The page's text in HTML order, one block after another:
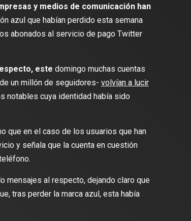
y medios de comunicación han
azul que habían perdido esta semana
abonados al servicio de pago Twitter
este domingo muchas cuentas
un millón de seguidores- volvían a lucir
notables cuya identidad había sido
que en el caso de los usuarios que han
y señala que la cuenta en cuestión
mensajes al respecto, dejando claro que
tras perder la marca azul, esta había
2 min de lectura